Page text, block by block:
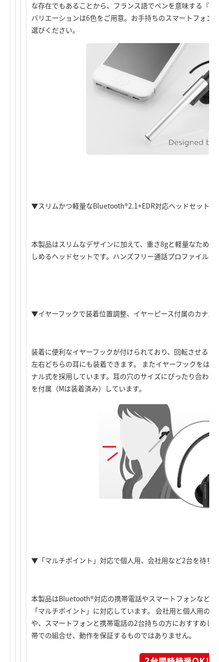
な存在でもあることから、フランス語でペンを意味する『
バリエーションは6色をご用意。お手持ちのスマートフォン
選びください。
▼スリムかつ軽量なBluetooth®2.1+EDR対応ヘッドセット
本製品はスリムなデザインに加えて、重さ8gと軽量なため
しめるヘッドセットです。ハンズフリー通話プロファイル（
▼イヤーフックで装着位置調整、イヤーピース付属のカナル
装着に便利なイヤーフックが付けられており、回転させる
左右どちらの耳にも装着できます。 またイヤーフックをは
ナル式を採用しています。耳の穴のサイズにぴったり合わ
を付属（Mは装着済み）しています。
▼「マルチポイント」対応で個人用、会社用など2台を待ち
本製品はBluetooth®対応の携帯電話やスマートフォンなど
「マルチポイント」に対応しています。 会社用と個人用の
や、スマートフォンと携帯電話の2台持ちの方におすすめ
帯での組合せ、動作を保証するものではありません。